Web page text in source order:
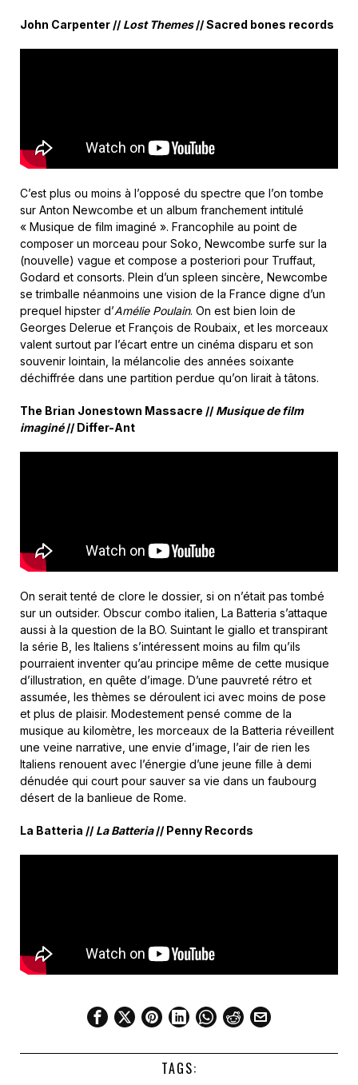
John Carpenter // Lost Themes// Sacred bones records
C’est plus ou moins à l’opposé du spectre que l’on tombe
sur Anton Newcombe et un album franchement intitulé
« Musique de film imaginé ». Francophile au point de
composer un morceau pour Soko, Newcombe surfe sur la
(nouvelle) vague et compose a posteriori pour Truffaut,
Godard et consorts. Plein d’un spleen sincère, Newcombe
se trimballe néanmoins une vision de la France digne d’un
prequel hipster d’Amélie Poulain. On est bien loin de
Georges Delerue et François de Roubaix, et les morceaux
valent surtout par l’écart entre un cinéma disparu et son
souvenir lointain, la mélancolie des années soixante
déchiffrée dans une partition perdue qu’on lirait à tâtons.
The Brian Jonestown Massacre // Musique de film
imaginé// Differ-Ant
On serait tenté de clore le dossier, si on n’était pas tombé
sur un outsider. Obscur combo italien, La Batteria s’attaque
aussi à la question de la BO. Suintant le giallo et transpirant
la série B, les Italiens s’intéressent moins au film qu’ils
pourraient inventer qu’au principe même de cette musique
d’illustration, en quête d’image. D’une pauvreté rétro et
assumée, les thèmes se déroulent ici avec moins de pose
et plus de plaisir. Modestement pensé comme de la
musique au kilomètre, les morceaux de la Batteria réveillent
une veine narrative, une envie d’image, l’air de rien les
Italiens renouent avec l’énergie d’une jeune fille à demi
dénudée qui court pour sauver sa vie dans un faubourg
désert de la banlieue de Rome.
La Batteria // La Batteria// Penny Records
TAGS: